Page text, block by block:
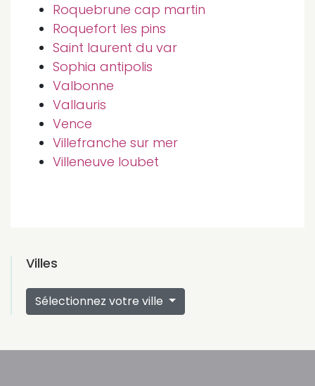
Roquebrune cap martin
Roquefort les pins
Saint laurent du var
Sophia antipolis
Valbonne
Vallauris
Vence
Villefranche sur mer
Villeneuve loubet
Villes
Sélectionnez votre ville